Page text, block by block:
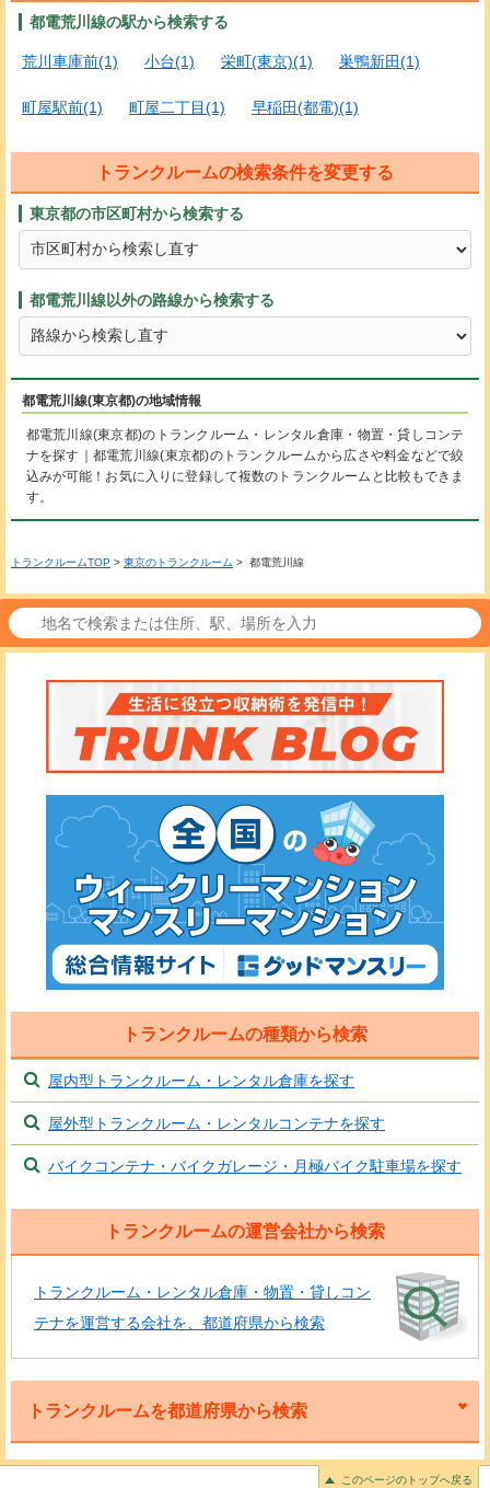
都電荒川線の駅から検索する
荒川車庫前(1) 小台(1) 栄町(東京)(1) 巣鴨新田(1)
町屋駅前(1) 町屋二丁目(1) 早稲田(都電)(1)
トランクルームの検索条件を変更する
東京都の市区町村から検索する
都電荒川線以外の路線から検索する
都電荒川線(東京都)の地域情報
都電荒川線(東京都)のトランクルーム・レンタル倉庫・物置・貸しコンテ
ナを探す｜都電荒川線(東京都)のトランクルームから広さや料金などで絞
込みが可能！お気に入りに登録して複数のトランクルームと比較もできま
す。
トランクルームTOP > 東京のトランクルーム > 都電荒川線
トランクルームの種類から検索
屋内型トランクルーム・レンタル倉庫を探す
屋外型トランクルーム・レンタルコンテナを探す
バイクコンテナ・バイクガレージ・月極バイク駐車場を探す
トランクルームの運営会社から検索
トランクルーム・レンタル倉庫・物置・貸しコン
テナを運営する会社を、都道府県から検索
トランクルームを都道府県から検索
このページのトップへ戻る